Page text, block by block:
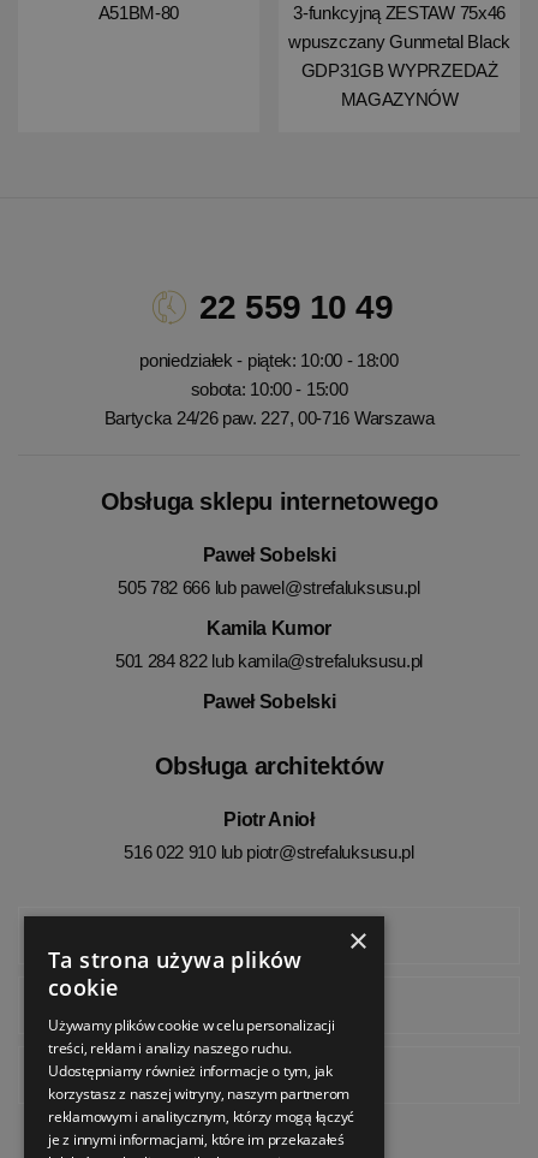
A51BM-80
3-funkcyjną ZESTAW 75x46
wpuszczany Gunmetal Black
GDP31GB WYPRZEDAŻ
MAGAZYNÓW
22 559 10 49
poniedziałek - piątek: 10:00 - 18:00
sobota: 10:00 - 15:00
Bartycka 24/26 paw. 227, 00-716 Warszawa
Obsługa sklepu internetowego
Paweł Sobelski
505 782 666 lub pawel@strefaluksusu.pl
Kamila Kumor
501 284 822 lub kamila@strefaluksusu.pl
Paweł Sobelski
Obsługa architektów
Piotr Anioł
516 022 910 lub piotr@strefaluksusu.pl
Pinterest
×
Ta strona używa plików
cookie
Używamy plików cookie w celu personalizacji
treści, reklam i analizy naszego ruchu.
Udostępniamy również informacje o tym, jak
korzystasz z naszej witryny, naszym partnerom
reklamowym i analitycznym, którzy mogą łączyć
je z innymi informacjami, które im przekazałeś